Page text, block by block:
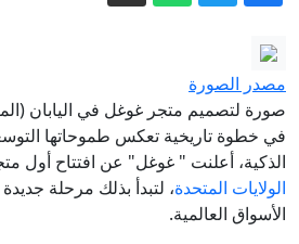
بوتيرة
بنى مرصدا بيديه..
الحوثيون
مصدر الصورة
صورة لتصميم متجر غوغل في اليابان
في خطوة تاريخية تعكس طموحاتها
الذكية، أعلنت " غوغل" عن افتتاح أول
الولايات المتحدة، لتبدأ بذلك مرحلة
الأسواق العالمية.